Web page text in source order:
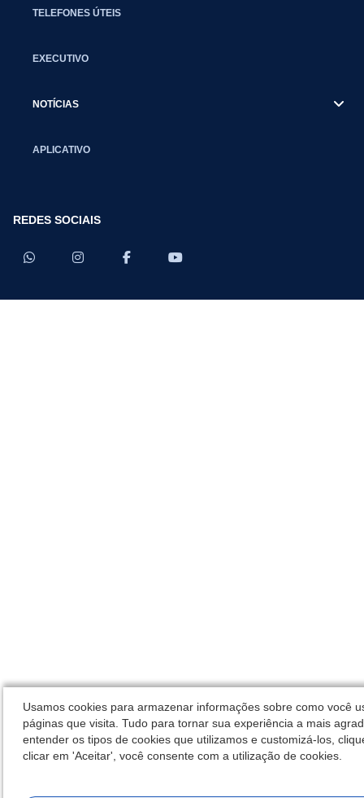
TELEFONES ÚTEIS
EXECUTIVO
NOTÍCIAS
APLICATIVO
REDES SOCIAIS
Usamos cookies para armazenar informações sobre como você
páginas que visita. Tudo para tornar sua experiência a mais
entender os tipos de cookies que utilizamos e customizá-los,
clicar em 'Aceitar', você consente com a utilização de cookies.